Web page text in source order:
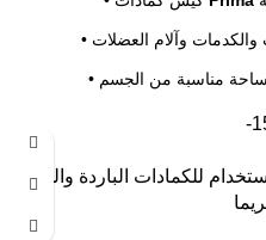
-
للكمادات الباردة والدافئة